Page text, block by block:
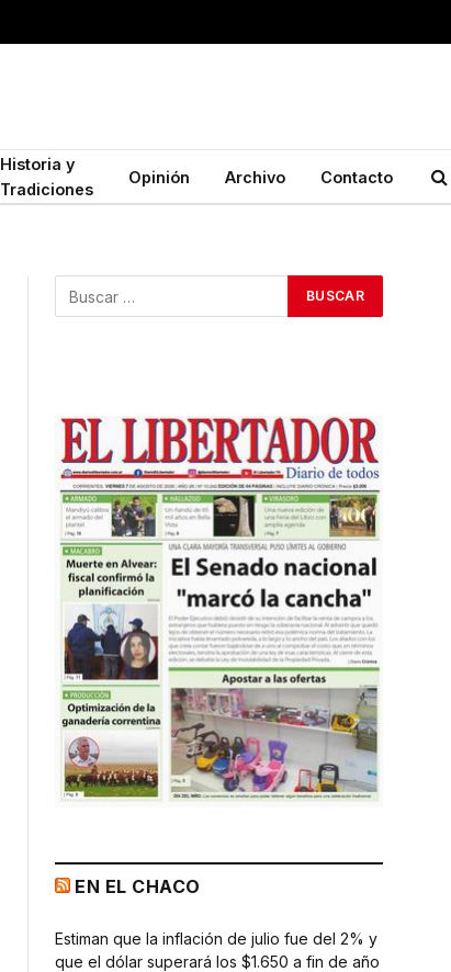
Historia y
Tradiciones
Opinión Archivo Contacto
EN EL CHACO
Estiman que la inflación de julio fue del 2% y
que el dólar superará los $1.650 a fin de año